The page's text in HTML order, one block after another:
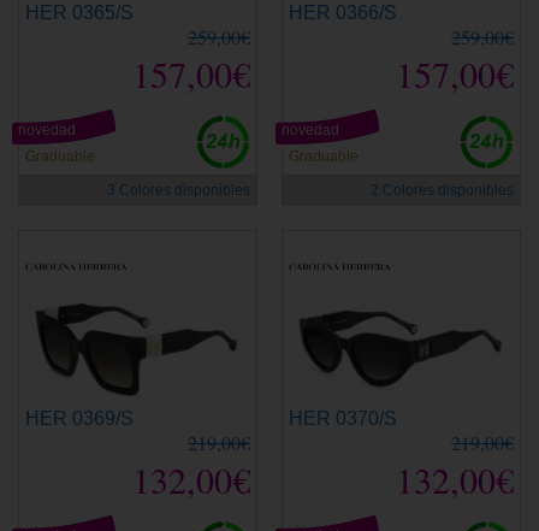
HER 0365/S
259,00€
157,00€
Graduable
novedad
3 Colores disponibles
HER 0366/S
259,00€
157,00€
Graduable
novedad
2 Colores disponibles
HER 0369/S
219,00€
132,00€
HER 0370/S
219,00€
132,00€